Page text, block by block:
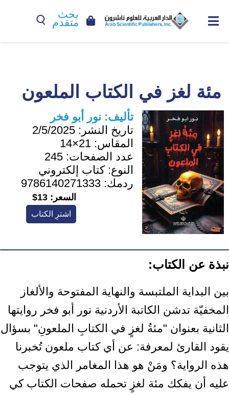
بحث
متقدم
مئة لغز في الكتاب الملعون
تأليف: نور أبو فخر
تاريخ النشر: 2/5/2025
المقاس: 21×14
عدد الصفحات: 245
النوع:كتاب إلكتروني
ردمك: 9786140271333
السعر: 13$
اشترِ الكتاب
نبذة عن الكتاب:
بين البداية الملتبسة والنهاية المفتوحة والألغاز
المخفيّة تدشن الكاتبة الأردنية نور أبو فخر روايتها
الثانية بعنوان "مئةُ لغزٍ في الكتابِ الملعونِ" بسؤال
يقود القارئ لمعرفة: عن أي كتاب ملعون تُخبرنا
هذه الرواية؟ ومَنْ هو هذا المغامر الذي يتوجب
عليه أن يفكك مئة لغزٍ تحمله صفحات الكتاب كي